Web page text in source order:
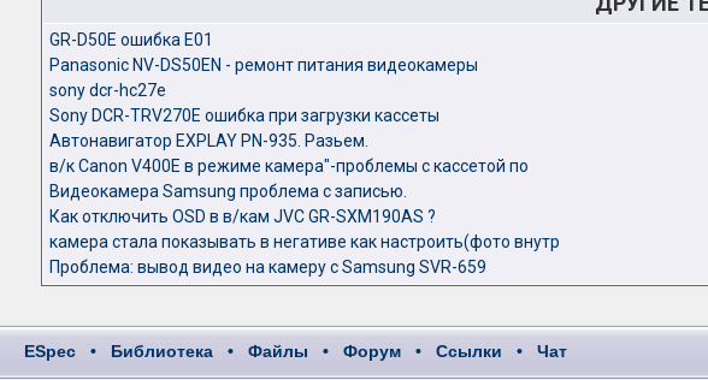
GR-D50E ошибка E01
Panasonic NV-DS50EN - ремонт питания видеокамеры
sony dcr-hc27e
Sony DCR-TRV270E ошибка при загрузки кассеты
Автонавигатор EXPLAY PN-935. Разьем.
в/к Canon V400E в режиме камера"-проблемы с кассетой по
Видеокамера Samsung проблема с записью.
Как отключить OSD в в/кам JVC GR-SXM190AS ?
камера стала показывать в негативе как настроить(фото внутр
Проблема: вывод видео на камеру с Samsung SVR-659
ESpec • Библиотека • Файлы • Форум • Ссылки • Чат